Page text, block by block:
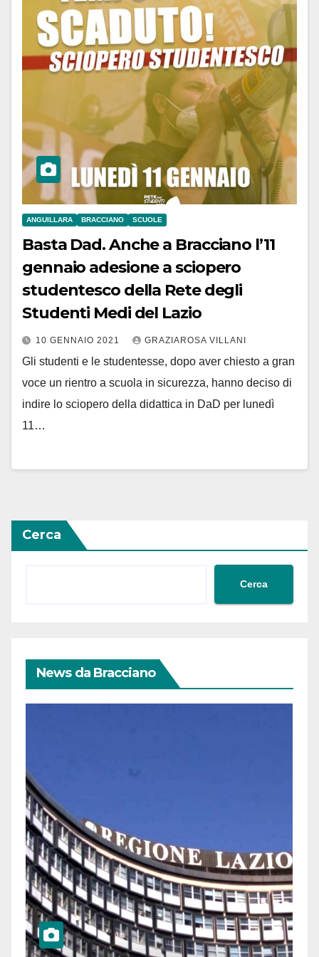
ANGUILLARA BRACCIANO SCUOLE
Basta Dad. Anche a Bracciano l’11
gennaio adesione a sciopero
studentesco della Rete degli
Studenti Medi del Lazio
10 GENNAIO 2021 GRAZIAROSA VILLANI
Gli studenti e le studentesse, dopo aver chiesto a gran
voce un rientro a scuola in sicurezza, hanno deciso di
indire lo sciopero della didattica in DaD per lunedì
11…
Cerca
Cerca
News da Bracciano